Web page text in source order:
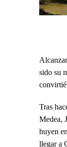
sido su
Tras
Medea,
huyen
llegar a